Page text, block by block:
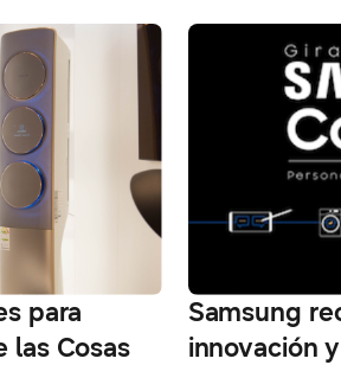
para
las Cosas
Samsung
innovación